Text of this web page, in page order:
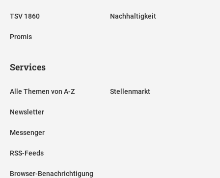
TSV 1860
Promis
Nachhaltigkeit
Services
Alle Themen von A-Z
Newsletter
Messenger
RSS-Feeds
Browser-Benachrichtigung
Stellenmarkt